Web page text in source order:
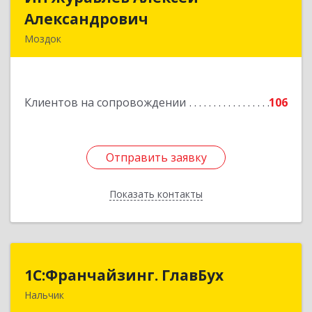
Александрович
Моздок
Клиентов на сопровождении 106
Отправить заявку
Показать контакты
Подробнее
Отправить заявку
Назад
1С:Франчайзинг. ГлавБух
Нальчик
1С:Франчайзинг. ГлавБух
360000, Кабардино-Балкарская Респ, Нальчик г,